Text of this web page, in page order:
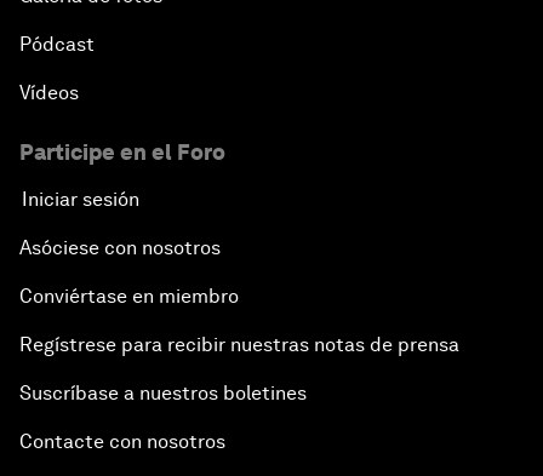
Pódcast
Vídeos
Participe en el Foro
Iniciar sesión
Asóciese con nosotros
Conviértase en miembro
Regístrese para recibir nuestras notas de prensa
Suscríbase a nuestros boletines
Contacte con nosotros